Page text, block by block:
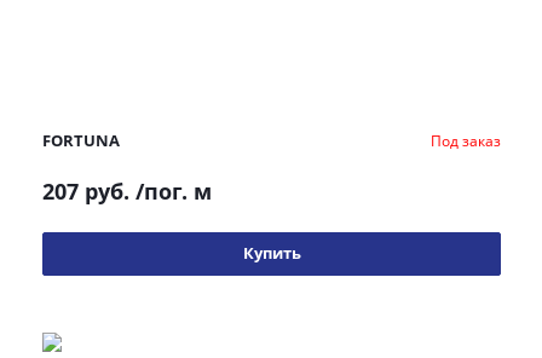
FORTUNA Под заказ
207 руб. /пог. м
Купить